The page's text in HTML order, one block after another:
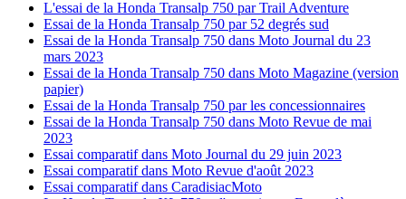
L'essai de la Honda Transalp 750 par Trail Adventure
Essai de la Honda Transalp 750 par 52 degrés sud
Essai de la Honda Transalp 750 dans Moto Journal du 23
mars 2023
Essai de la Honda Transalp 750 dans Moto Magazine (version
papier)
Essai de la Honda Transalp 750 par les concessionnaires
Essai de la Honda Transalp 750 dans Moto Revue de mai
2023
Essai comparatif dans Moto Journal du 29 juin 2023
Essai comparatif dans Moto Revue d'août 2023
Essai comparatif dans CaradisiacMoto